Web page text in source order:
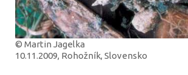
© Martin Jagelka
10.11.2009, Rohožník, Slovensko